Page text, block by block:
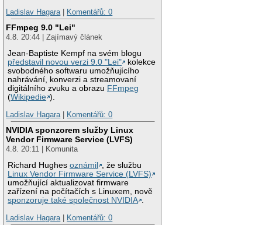
Ladislav Hagara| Komentářů: 0
FFmpeg 9.0 "Lei"
4.8. 20:44 | Zajímavý článek
Jean-Baptiste Kempf na svém blogu
představil novou verzi 9.0 "Lei"
kolekce
svobodného softwaru umožňujícího
nahrávání, konverzi a streamovaní
digitálního zvuku a obrazu FFmpeg
(Wikipedie ).
Ladislav Hagara| Komentářů: 0
NVIDIA sponzorem služby Linux
Vendor Firmware Service (LVFS)
4.8. 20:11 | Komunita
Richard Hughesoznámil
, že službu
Linux Vendor Firmware Service (LVFS)
umožňující aktualizovat firmware
zařízení na počítačích s Linuxem, nově
sponzoruje také společnost NVIDIA .
Ladislav Hagara| Komentářů: 0